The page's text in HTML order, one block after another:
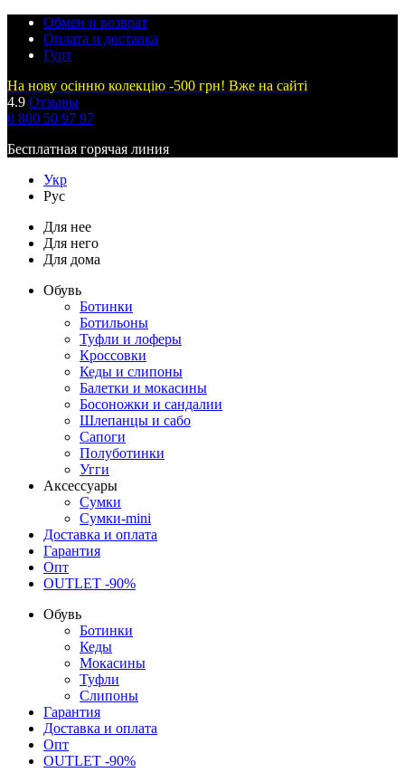
Обмен и возврат
Оплата и доставка
Гурт
На нову осінню колекцію -500 грн! Вже на сайті
4.9 Отзывы
0 800 50 97 97
Бесплатная горячая линия
Укр
Рус
Для нее
Для него
Для дома
Обувь
Ботинки
Ботильоны
Туфли и лоферы
Кроссовки
Кеды и слипоны
Балетки и мокасины
Босоножки и сандалии
Шлепанцы и сабо
Сапоги
Полуботинки
Угги
Аксессуары
Сумки
Сумки-mini
Доставка и оплата
Гарантия
Опт
OUTLET -90%
Обувь
Ботинки
Кеды
Мокасины
Туфли
Слипоны
Гарантия
Доставка и оплата
Опт
OUTLET -90%